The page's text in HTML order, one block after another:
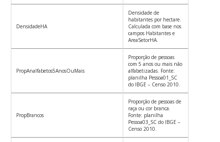
DensidadeHA
Densidade de
habitantes por hectare.
Calculada com base nos
campos Habitantes e
AreaSetorHA.
PropAnalfabetos5AnosOuMais
Proporção de pessoas
com 5 anos ou mais não
alfabetizadas. Fonte:
planilha Pessoa01_SC
do IBGE – Censo 2010.
PropBrancos
Proporção de pessoas de
raça ou cor branca.
Fonte: planilha
Pessoa03_SC do IBGE –
Censo 2010.